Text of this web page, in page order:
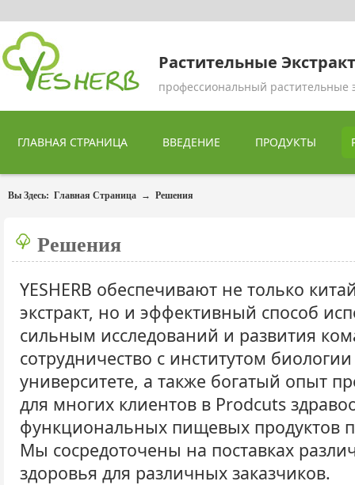
Растительные
профессиональный растительные
ГЛАВНАЯ СТРАНИЦА ВВЕДЕНИЕ ПРОДУКТЫ
Вы Здесь: Главная Страница → Решения
Решения
YESHERB обеспечивают не только
экстракт, но и эффективный способ
сильным исследований и развития
сотрудничество с институтом
университете, а также богатый опыт
для многих клиентов в Prodcuts
функциональных пищевых продуктов
Мы сосредоточены на поставках
здоровья для различных заказчиков.